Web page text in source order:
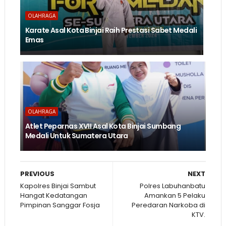
OLAHRAGA
Karate Asal Kota Binjai Raih Prestasi Sabet Medali
Emas
OLAHRAGA
Atlet Peparnas XVII Asal Kota Binjai Sumbang
Medali Untuk Sumatera Utara
NEXT
Polres Labuhanbatu
Amankan 5 Pelaku
Peredaran Narkoba di
KTV.
PREVIOUS
Kapolres Binjai Sambut
Hangat Kedatangan
Pimpinan Sanggar Fosja